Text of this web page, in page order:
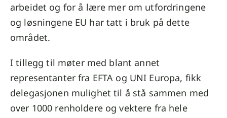
arbeidet og for å lære mer om utfordringene
og løsningene EU har tatt i bruk på dette
området.
I tillegg til møter med blant annet
representanter fra EFTA og UNI Europa, fikk
delegasjonen mulighet til å stå sammen med
over 1000 renholdere og vektere fra hele